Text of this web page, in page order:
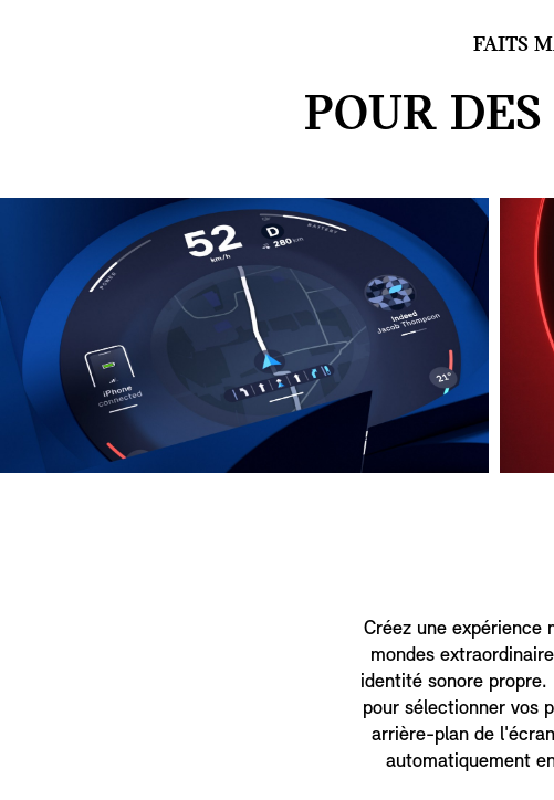
FAITS
POUR
Créez une expérience
mondes
identité sonore propre.
pour sélectionner vos
arrière-plan de
automatiquement